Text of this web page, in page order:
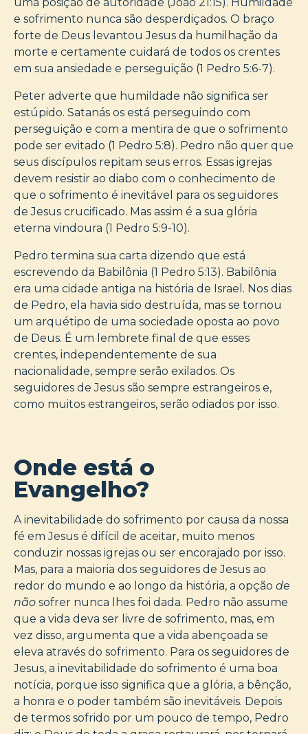
e sofrimento nunca são desperdiçados. O braço
forte de Deus levantou Jesus da humilhação da
morte e certamente cuidará de todos os crentes
em sua ansiedade e perseguição (1 Pedro 5:6-7).
Peter adverte que humildade não significa ser
estúpido. Satanás os está perseguindo com
perseguição e com a mentira de que o sofrimento
pode ser evitado (1 Pedro 5:8). Pedro não quer que
seus discípulos repitam seus erros. Essas igrejas
devem resistir ao diabo com o conhecimento de
que o sofrimento é inevitável para os seguidores
de Jesus crucificado. Mas assim é a sua glória
eterna vindoura (1 Pedro 5:9-10).
Pedro termina sua carta dizendo que está
escrevendo da Babilônia (1 Pedro 5:13). Babilônia
era uma cidade antiga na história de Israel. Nos dias
de Pedro, ela havia sido destruída, mas se tornou
um arquétipo de uma sociedade oposta ao povo
de Deus. É um lembrete final de que esses
crentes, independentemente de sua
nacionalidade, sempre serão exilados. Os
seguidores de Jesus são sempre estrangeiros e,
como muitos estrangeiros, serão odiados por isso.
Onde está o
Evangelho?
A inevitabilidade do sofrimento por causa da nossa
fé em Jesus é difícil de aceitar, muito menos
conduzir nossas igrejas ou ser encorajado por isso.
Mas, para a maioria dos seguidores de Jesus ao
redor do mundo e ao longo da história, a opção de
não sofrer nunca lhes foi dada. Pedro não assume
que a vida deva ser livre de sofrimento, mas, em
vez disso, argumenta que a vida abençoada se
eleva através do sofrimento. Para os seguidores de
Jesus, a inevitabilidade do sofrimento é uma boa
notícia, porque isso significa que a glória, a bênção,
a honra e o poder também são inevitáveis. Depois
de termos sofrido por um pouco de tempo, Pedro